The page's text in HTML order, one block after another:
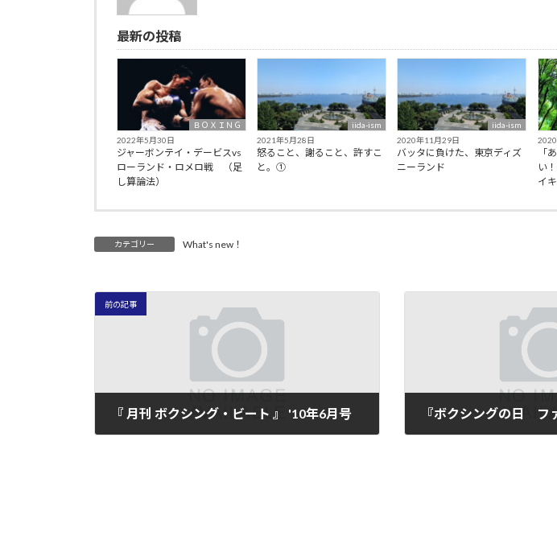
最新の投稿
ＢＯＸＩＮＧ
2022年5月30日
ジャーボンテイ・デービスvs
ローランド・ロメロ戦 （足
し算論法）
iida-ism
2021年5月28日
怒ること、謝ること、許すこ
と。①
iida-ism
2020年11月29日
バッタに負けた、東京ディズ
ニーランド
「
い
イ
カテゴリー What's new！
前の記事
『 月刊 ボクシング・ビート 』 '10年6月号 『ボクシングの日 フ